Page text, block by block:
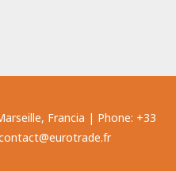
Francia | Phone: +33